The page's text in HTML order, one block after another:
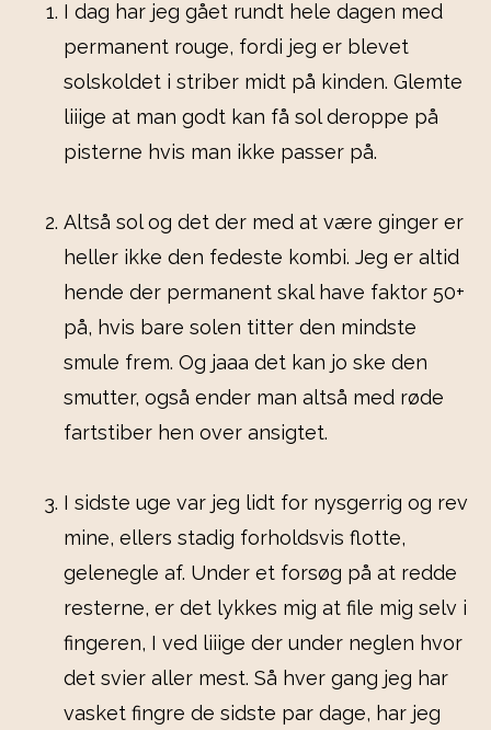
I dag har jeg gået rundt hele dagen med
permanent rouge, fordi jeg er blevet
solskoldet i striber midt på kinden. Glemte
liiige at man godt kan få sol deroppe på
pisterne hvis man ikke passer på.
Altså sol og det der med at være ginger er
heller ikke den fedeste kombi. Jeg er altid
hende der permanent skal have faktor 50+
på, hvis bare solen titter den mindste
smule frem. Og jaaa det kan jo ske den
smutter, også ender man altså med røde
fartstiber hen over ansigtet.
I sidste uge var jeg lidt for nysgerrig og rev
mine, ellers stadig forholdsvis flotte,
gelenegle af. Under et forsøg på at redde
resterne, er det lykkes mig at file mig selv i
fingeren, I ved liiige der under neglen hvor
det svier aller mest. Så hver gang jeg har
vasket fingre de sidste par dage, har jeg